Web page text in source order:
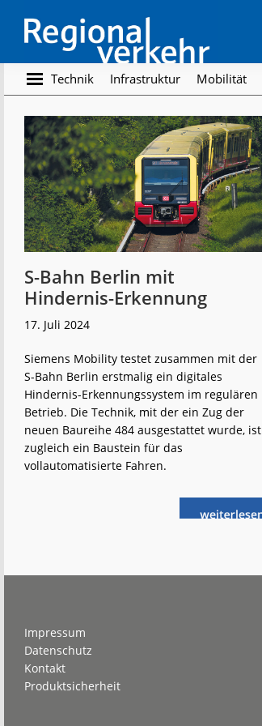
main
content
footer
Regionalverkehr
Die
Fachzeitschrift
den
Öffentlichen
Personennahverkehr
Technik Infrastruktur Mobilität
S-Bahn Berlin mit
Hindernis-Erkennung
17. Juli 2024
Siemens Mobility testet zusammen mit der
S-Bahn Berlin erstmalig ein digitales
Hindernis-Erkennungssystem im regulären
Betrieb. Die Technik, mit der ein Zug der
neuen Baureihe 484 ausgestattet wurde, ist
zugleich ein Baustein für das
vollautomatisierte Fahren.
weiterlese
nS-
Impressum
Datenschutz
Kontakt
Produktsicherheit